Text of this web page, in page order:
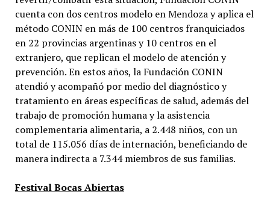
cuenta con dos centros modelo en Mendoza y aplica el
método CONIN en más de 100 centros franquiciados
en 22 provincias argentinas y 10 centros en el
extranjero, que replican el modelo de atención y
prevención. En estos años, la Fundación CONIN
atendió y acompañó por medio del diagnóstico y
tratamiento en áreas específicas de salud, además del
trabajo de promoción humana y la asistencia
complementaria alimentaria, a 2.448 niños, con un
total de 115.056 días de internación, beneficiando de
manera indirecta a 7.344 miembros de sus familias.
Festival Bocas Abiertas